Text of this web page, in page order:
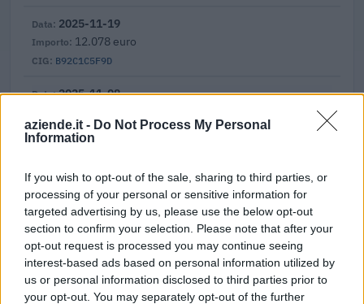
aziende.it - Do Not Process My Personal
Information
If you wish to opt-out of the sale, sharing to third parties, or
processing of your personal or sensitive information for
targeted advertising by us, please use the below opt-out
section to confirm your selection. Please note that after your
opt-out request is processed you may continue seeing
interest-based ads based on personal information utilized by
us or personal information disclosed to third parties prior to
your opt-out. You may separately opt-out of the further
B92C1C5F9D
2025-11-19
12.078 euro
B904860E07
2025-11-08
B8CBAEEE89
22.000 euro
Fonte:ANAC – Banca Dati Nazionale Contratti Pubblici(Open Data,
licenza CC BY-SA 4.0). Ogni CIG e' verificabile sul portale ANAC.